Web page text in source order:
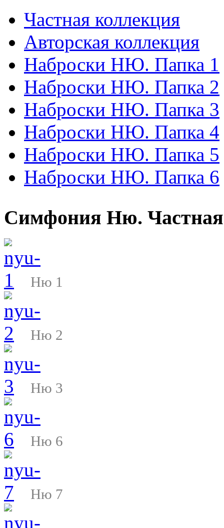
Частная коллекция
Авторская коллекция
Наброски НЮ. Папка 1
Наброски НЮ. Папка 2
Наброски НЮ. Папка 3
Наброски НЮ. Папка 4
Наброски НЮ. Папка 5
Наброски НЮ. Папка 6
Симфония Ню.
Ню 1
Ню 2
Ню 3
Ню 6
Ню 7